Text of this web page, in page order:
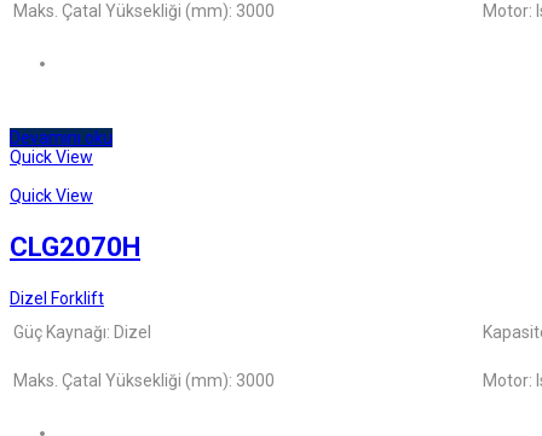
Maks. Çatal Yüksekliği (mm): 3000 Motor:
Devamını oku
Quick View
Quick View
CLG2070H
Dizel Forklift
Güç Kaynağı: Dizel
Maks. Çatal Yüksekliği (mm): 3000 Motor: